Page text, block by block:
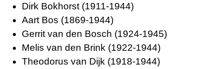
Dirk Bokhorst (1911-1944)
Aart Bos (1869-1944)
Gerrit van den Bosch (1924-1945)
Melis van den Brink (1922-1944)
Theodorus van Dijk (1918-1944)